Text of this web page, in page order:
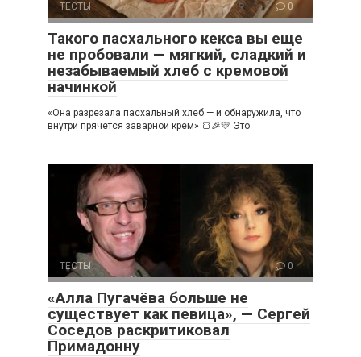
ТЕСТЫ 0
Такого пасхального кекса вы еще
не пробовали — мягкий, сладкий и
незабываемый хлеб с кремовой
начинкой
«Она разрезала пасхальный хлеб — и обнаружила, что
внутри прячется заварной крем» 🍞🎉💛 Это
ТЕСТЫ 0
«Алла Пугачёва больше не
существует как певица», — Сергей
Соседов раскритиковал
Примадонну